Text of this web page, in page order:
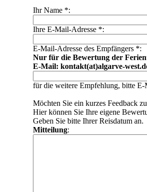
Ihr Name *:
Ihre E-Mail-Adresse *:
E-Mail-Adresse des Empfängers *:
Nur für die Bewertung der
E-Mail: kontakt(at)algarve-
für die weitere Empfehlung, bitte E-
Möchten Sie ein kurzes Feedback
Hier können Sie Ihre eigene
Geben Sie bitte Ihrer Reisdatum an.
Mitteilung: